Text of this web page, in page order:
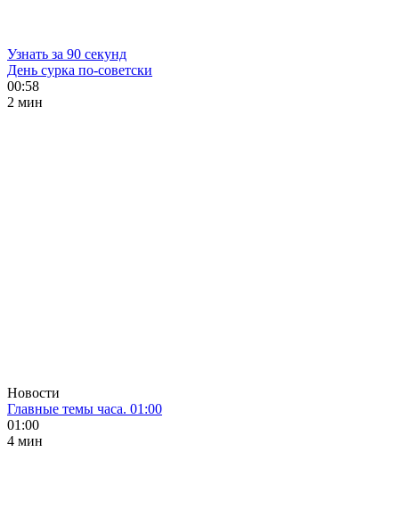
Узнать за 90 секунд
День сурка по-советски
00:58
2 мин
Новости
Главные темы часа. 01:00
01:00
4 мин